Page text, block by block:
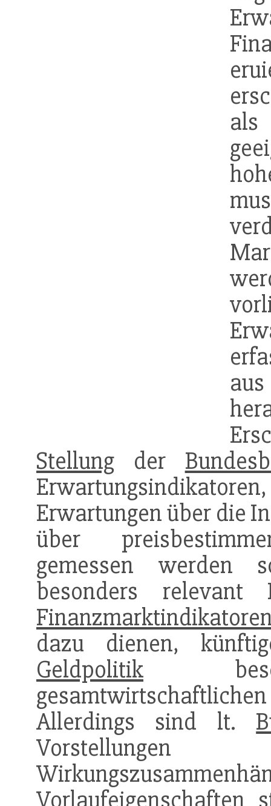
Stellung der
Erwartungen über die
über
gemessen werden
besonders relevant
dazu dienen,
Geldpolitik
Allerdings sind lt.
Vorstellungen